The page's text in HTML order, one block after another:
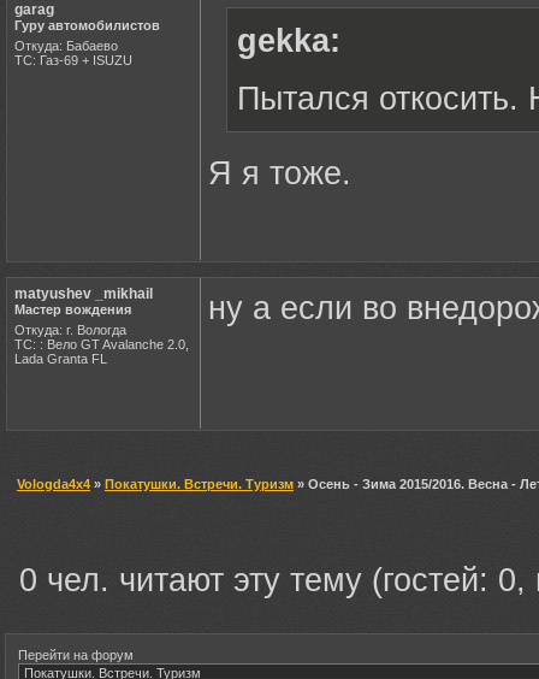
garag
Гуру автомобилистов
Откуда: Бабаево
ТС: Газ-69 + ISUZU
gekka:
Пытался откосить.
Я я тоже.
matyushev _mikhail
Мастер вождения
Откуда: г. Вологда
ТС: : Вело GT Avalanche 2.0,
Lada Granta FL
ну а если во
Vologda4x4 » Покатушки. Встречи. Туризм » Осень - Зима 2015/2016. Весна -
0 чел. читают эту тему (гостей:
Перейти на форум